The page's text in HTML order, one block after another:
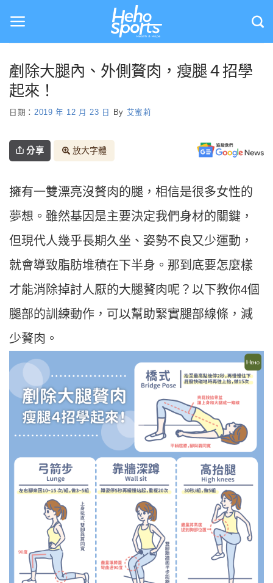
content
剷除大腿內、外側贅肉，瘦腿４招學
起來！
日期： 2019 年 12 月 23 日 By 艾蜜莉
分享 放大字體
擁有一雙漂亮沒贅肉的腿，相信是很多女性的
夢想。雖然基因是主要決定我們身材的關鍵，
但現代人幾乎長期久坐、姿勢不良又少運動，
就會導致脂肪堆積在下半身。那到底要怎麼樣
才能消除掉討人厭的大腿贅肉呢？以下教你4個
腿部的訓練動作，可以幫助緊實腿部線條，減
少贅肉。